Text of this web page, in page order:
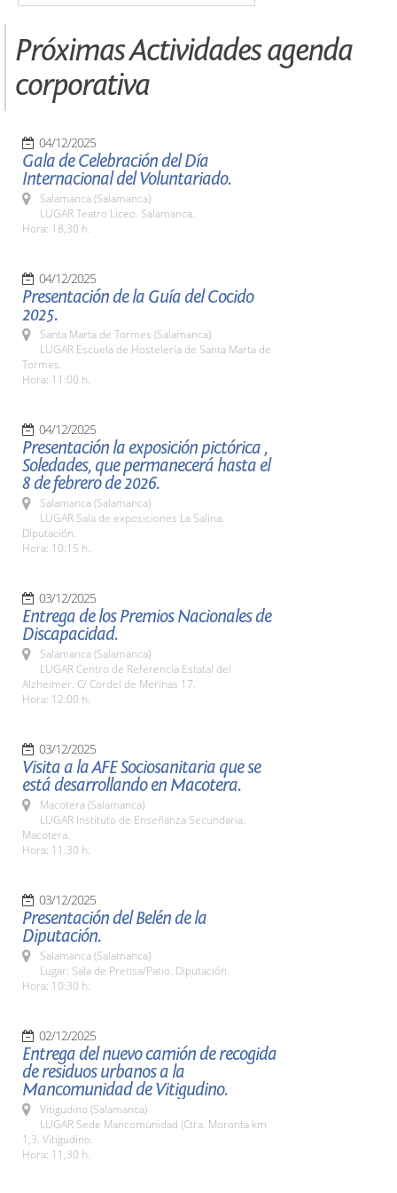
Próximas Actividades agenda
corporativa
04/12/2025
Gala de Celebración del Día
Internacional del Voluntariado.
Salamanca (Salamanca)
LUGAR Teatro Liceo. Salamanca.
Hora: 18,30 h.
04/12/2025
Presentación de la Guía del Cocido
2025.
Santa Marta de Tormes (Salamanca)
LUGAR Escuela de Hostelería de Santa Marta de
Tormes.
Hora: 11:00 h.
04/12/2025
Presentación la exposición pictórica ,
Soledades, que permanecerá hasta el
8 de febrero de 2026.
Salamanca (Salamanca)
LUGAR Sala de exposiciones La Salina.
Diputación.
Hora: 10:15 h.
03/12/2025
Entrega de los Premios Nacionales de
Discapacidad.
Salamanca (Salamanca)
LUGAR Centro de Referencia Estatal del
Alzheimer. C/ Cordel de Merinas 17.
Hora: 12:00 h.
03/12/2025
Visita a la AFE Sociosanitaria que se
está desarrollando en Macotera.
Macotera (Salamanca)
LUGAR Instituto de Enseñanza Secundaria.
Macotera.
Hora: 11:30 h.
03/12/2025
Presentación del Belén de la
Diputación.
Salamanca (Salamanca)
Lugar: Sala de Prensa/Patio. Diputación.
Hora: 10:30 h.
02/12/2025
Entrega del nuevo camión de recogida
de residuos urbanos a la
Mancomunidad de Vitigudino.
Vitigudino (Salamanca)
LUGAR Sede Mancomunidad (Ctra. Moronta km
1,3. Vitigudino.
Hora: 11,30 h.